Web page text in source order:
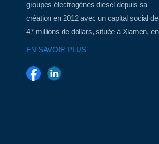
groupes électrogènes diesel depuis sa
création en 2012 avec un capital social de
47 millions de dollars, située à Xiamen, en
Chine, une belle ville insulaire...
EN SAVOIR PLUS